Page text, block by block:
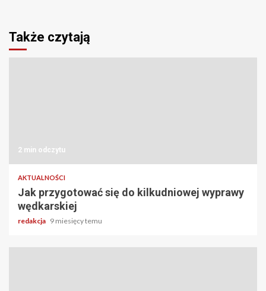
Także czytają
2 min odczytu
AKTUALNOŚCI
Jak przygotować się do kilkudniowej wyprawy
wędkarskiej
redakcja 9 miesięcy temu